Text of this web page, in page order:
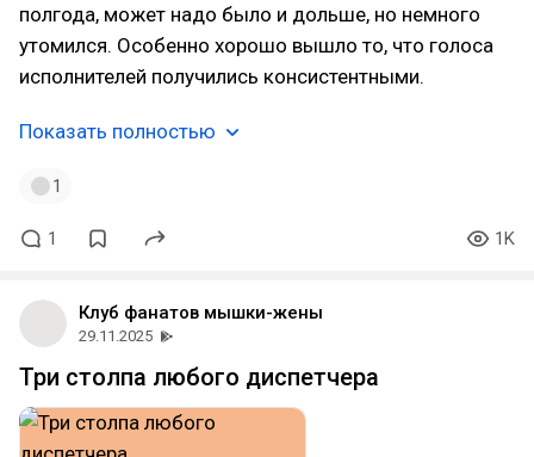
полгода, может надо было и дольше, но немного
утомился. Особенно хорошо вышло то, что голоса
исполнителей получились консистентными.
Показать полностью
1
1 1K
Клуб фанатов мышки-жены
29.11.2025
Три столпа любого диспетчера